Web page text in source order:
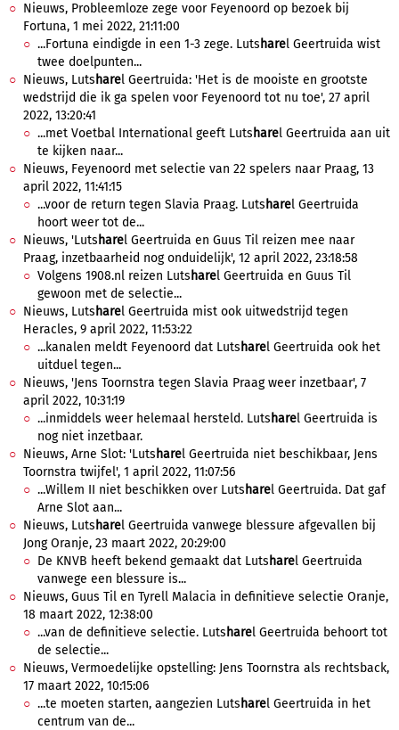
Nieuws, Probleemloze zege voor Feyenoord op bezoek bij
Fortuna, 1 mei 2022, 21:11:00
...Fortuna eindigde in een 1-3 zege. Luts harel Geertruida wist
twee doelpunten...
Nieuws, Luts harel Geertruida: 'Het is de mooiste en grootste
wedstrijd die ik ga spelen voor Feyenoord tot nu toe', 27 april
2022, 13:20:41
...met Voetbal International geeft Luts harel Geertruida aan uit
te kijken naar...
Nieuws, Feyenoord met selectie van 22 spelers naar Praag, 13
april 2022, 11:41:15
...voor de return tegen Slavia Praag. Luts harel Geertruida
hoort weer tot de...
Nieuws, 'Luts harel Geertruida en Guus Til reizen mee naar
Praag, inzetbaarheid nog onduidelijk', 12 april 2022, 23:18:58
Volgens 1908.nl reizen Luts harel Geertruida en Guus Til
gewoon met de selectie...
Nieuws, Luts harel Geertruida mist ook uitwedstrijd tegen
Heracles, 9 april 2022, 11:53:22
...kanalen meldt Feyenoord dat Luts harel Geertruida ook het
uitduel tegen...
Nieuws, 'Jens Toornstra tegen Slavia Praag weer inzetbaar', 7
april 2022, 10:31:19
...inmiddels weer helemaal hersteld. Luts harel Geertruida is
nog niet inzetbaar.
Nieuws, Arne Slot: 'Luts harel Geertruida niet beschikbaar, Jens
Toornstra twijfel', 1 april 2022, 11:07:56
...Willem II niet beschikken over Luts harel Geertruida. Dat gaf
Arne Slot aan...
Nieuws, Luts harel Geertruida vanwege blessure afgevallen bij
Jong Oranje, 23 maart 2022, 20:29:00
De KNVB heeft bekend gemaakt dat Luts harel Geertruida
vanwege een blessure is...
Nieuws, Guus Til en Tyrell Malacia in definitieve selectie Oranje,
18 maart 2022, 12:38:00
...van de definitieve selectie. Luts harel Geertruida behoort tot
de selectie...
Nieuws, Vermoedelijke opstelling: Jens Toornstra als rechtsback,
17 maart 2022, 10:15:06
...te moeten starten, aangezien Luts harel Geertruida in het
centrum van de...